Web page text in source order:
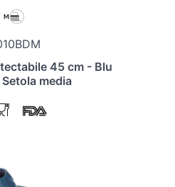
45 cm - Blu
media